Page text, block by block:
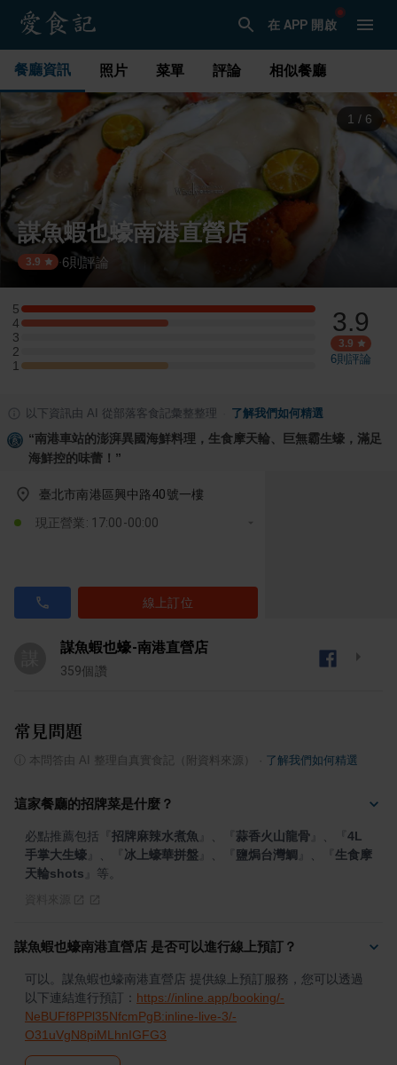
在 APP 開啟
餐廳資訊 照片 菜單 評論 相似餐廳
1 / 6
謀魚蝦也蠔南港直營店
3.9 ·6則評論
5
5 星：2 則評論
4
4 星：1 則評論
3
3 星：0 則評論
2
2 星：0 則評論
1
1 星：1 則評論
3.9
3.9
6則評論
以下資訊由 AI 從部落客食記彙整整理 了解我們如何精選
“南港車站的澎湃異國海鮮料理，生食摩天輪、巨無霸生蠔，滿足
海鮮控的味蕾！ ”
臺北市南港區興中路40號一樓
現正營業: 17:00-00:00
線上訂位
謀魚蝦也蠔-南港直營店
359個讚
常見問題
本問答由 AI 整理自真實食記（附資料來源） 了解我們如何精選
這家餐廳的招牌菜是什麼？
必點推薦包括 招牌麻辣水煮魚 蒜香火山龍骨
4L
手掌大生蠔
冰上蠔華拼盤 鹽焗台灣鯛
生食摩
天輪shots
等。
謀魚蝦也蠔南港直營店 是否可以進行線上預訂？
可以。謀魚蝦也蠔南港直營店 提供線上預訂服務，您可以透過
以下連結進行預訂： https://inline.app/booking/-
NeBUFf8PPl35NfcmPgB:inline-live-3/-
O31uVgN8piMLhnIGFG3